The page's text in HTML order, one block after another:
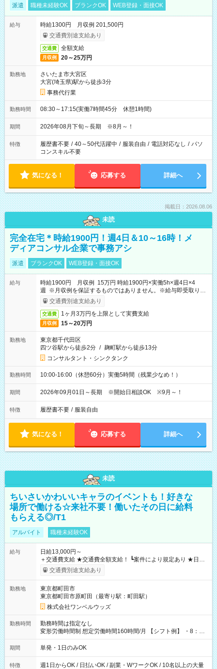
派遣 職種未経験OK ブランクOK WEB登録・面接OK
給与
時給1300円 月収例 201,500円
交通費別途支給あり
交通費 全額支給
月収例 20～25万円
勤務地
さいたま市大宮区
大宮(埼玉県)駅から徒歩3分
事務代行業
勤務時間 08:30～17:15(実働7時間45分 休憩1時間)
期間 2026年08月下旬～長期 ※8月～！
特徴 履歴書不要 / 40～50代活躍中 / 服装自由 / 電話対応なし / パソ
コンスキル不要
気になる！ 応募する 詳細へ
掲載日：2026.08.06
未読
完全在宅＊時給1900円！週4日＆10～16時！メ
ディアコンサル企業で事務アシ
派遣 ブランクOK WEB登録・面接OK
給与
時給1900円 月収例 15万円 時給1900円×実働5h×週4日×4
週 ※月収例を保証するものではありません。※給与即受取りサ
ービス利用可（利用条件有）
交通費別途支給あり
交通費 1ヶ月3万円を上限として実費支給
月収例 15～20万円
勤務地
東京都千代田区
四ツ谷駅から徒歩2分 / 麹町駅から徒歩13分
コンサルタント・シンクタンク
勤務時間 10:00-16:00（休憩60分）実働5時間（残業少なめ！）
期間 2026年09月01日～長期 ※開始日相談OK ※9月～！
特徴 履歴書不要 / 服装自由
気になる！ 応募する 詳細へ
未読
ちいさいかわいいキャラのイベントも！好きな
場所で働ける☆来社不要！働いたその日に給料
もらえる◎/T1
アルバイト 職種未経験OK
給与
日給13,000円～
＋交通費支給 ★交通費全額支給！ ┗案件により規定あり ★日払
いOK！（規定あり） ┗働いたその日に現金GET♪ お仕事後はコ
ンビニATMから 日払い分を引き落とせます！ 【試用期間】試
交通費別途支給あり
勤務地
東京都町田市
東京都町田市原町田（最寄り駅：町田駅）
株式会社ワンベルウッズ
勤務時間
勤務時間は指定なし
変形労働時間制 想定労働時間160時間/月 【シフト例】 ・8：00
～21：00
期間 単発・1日のみOK
特徴
週1日からOK / 日払いOK / 副業・WワークOK / 10名以上の大量